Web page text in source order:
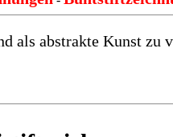
als abstrakte Kunst zu